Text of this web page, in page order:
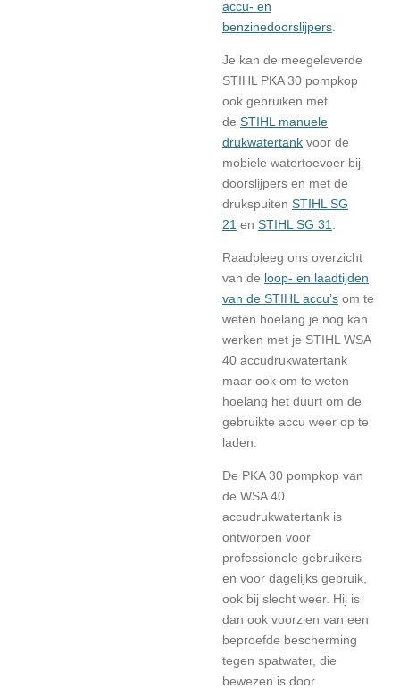
accu- en
benzinedoorslijpers
Je kan de meegeleverde
STIHL PKA 30 pompkop
ook gebruiken met
de STIHL manuele
drukwatertank voor de
mobiele watertoevoer bij
doorslijpers en met de
drukspuiten STIHL SG
21 en STIHL SG 31
Raadpleeg ons overzicht
van de loop- en laadtijden
van de STIHL accu’s om te
weten hoelang je nog kan
werken met je STIHL WSA
40 accudrukwatertank
maar ook om te weten
hoelang het duurt om de
gebruikte accu weer op te
laden.
De PKA 30 pompkop van
de WSA 40
accudrukwatertank is
ontworpen voor
professionele gebruikers
en voor dagelijks gebruik,
ook bij slecht weer. Hij is
dan ook voorzien van een
beproefde bescherming
tegen spatwater, die
bewezen is door